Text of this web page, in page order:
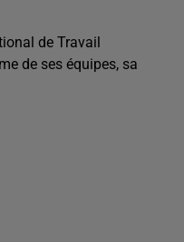
de Travail
de ses équipes, sa